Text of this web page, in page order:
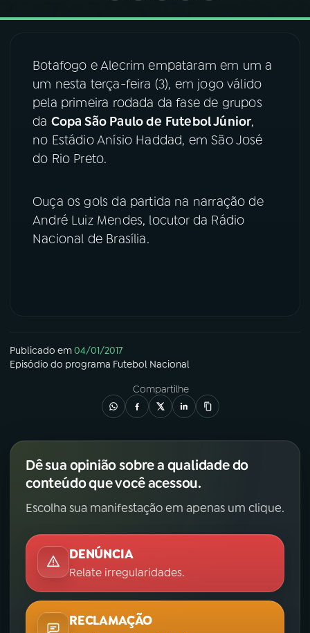
03PROGRAMAÇÃO
04PROGRAMAS
PODCASTS
06VIDEOCASTS
07ÚLTIMAS
Instagram X
Botafogo e Alecrim empataram em um a
um nesta terça-feira (3), em jogo válido
pela primeira rodada da fase de grupos
da Copa São Paulo de Futebol Júnior,
no Estádio Anísio Haddad, em São José
do Rio Preto.
Ouça os gols da partida na narração de
André Luiz Mendes, locutor da Rádio
Nacional de Brasília.
Publicado em04/01/2017
Episódio do programa Futebol Nacional
Compartilhe
Dê sua opinião sobre a qualidade do
conteúdo que você acessou.
Escolha sua manifestação em apenas um clique.
DENÚNCIA
Relate irregularidades.
RECLAMAÇÃO